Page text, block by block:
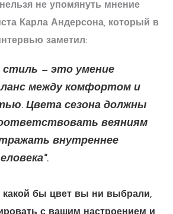
не упомянуть мнение
Карла Андерсона, который в
заметил:
— это умение
между комфортом и
Цвета сезона должны
веяниям
внутреннее
какой бы цвет вы ни выбрали,